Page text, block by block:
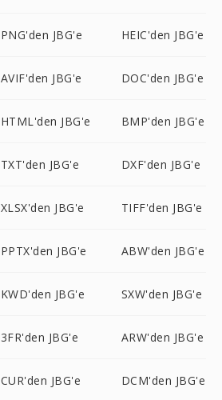
PNG'den JBG'e HEIC'den JBG'e
AVIF'den JBG'e DOC'den JBG'e
HTML'den JBG'e BMP'den JBG'e
TXT'den JBG'e DXF'den JBG'e
XLSX'den JBG'e TIFF'den JBG'e
PPTX'den JBG'e ABW'den JBG'e
KWD'den JBG'e SXW'den JBG'e
3FR'den JBG'e ARW'den JBG'e
CUR'den JBG'e DCM'den JBG'e